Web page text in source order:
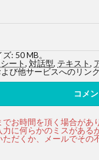
: 50 MB。
ート, 対話型, テキスト,
び他サービスへのリン